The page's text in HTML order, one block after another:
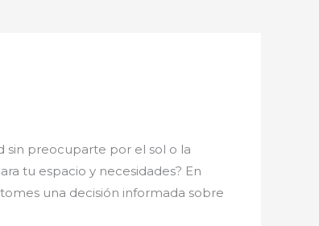
sin preocuparte por el sol o la
tu espacio y necesidades? En
una decisión informada sobre